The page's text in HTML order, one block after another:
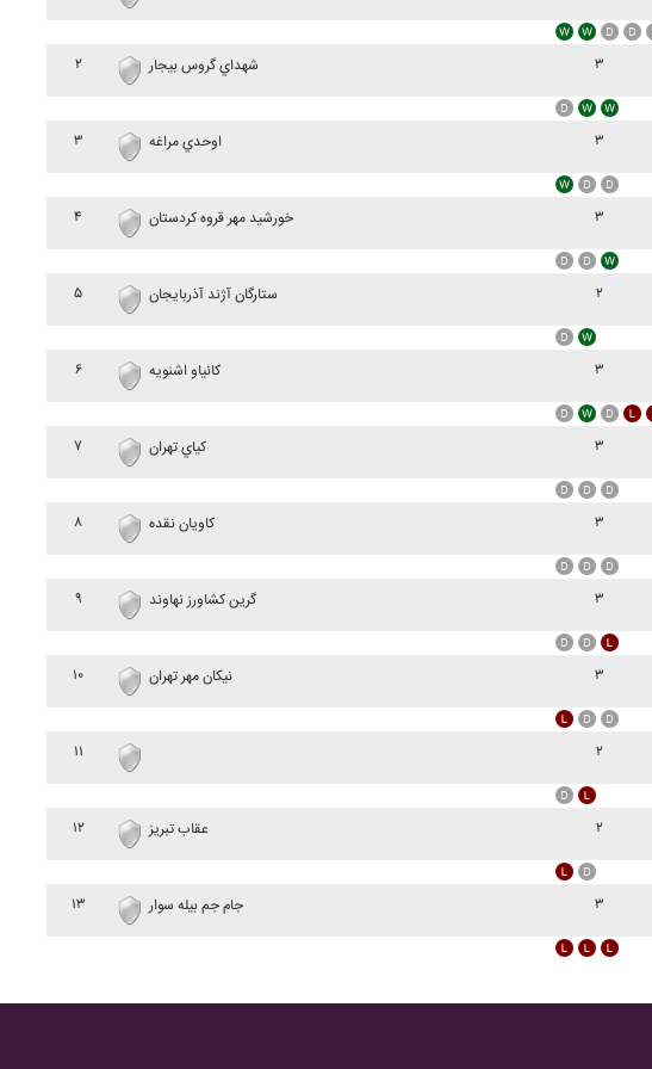
۲ شهداي گروس بيجار ۳
۳ اوحدي مراغه ۳
۴ خورشيد مهر قروه کردستان ۳
۵ ستارگان آژند آذربايجان ۲
۶ کانياو اشنويه ۳
۷ کياي تهران ۳
۸ کاويان نقده ۳
۹ گرين کشاورز نهاوند ۳
۱۰ نيکان مهر تهران ۳
۱۱ ۲
۱۲ عقاب تبريز ۲
۱۳ جام جم بيله سوار ۳